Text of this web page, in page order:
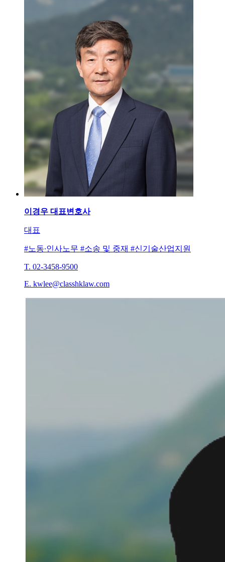
이경우 대표변호사
대표
#노동∙인사노무 #소송 및 중재 #신기술산업지원
T. 02-3458-9500
E. kwlee@classhklaw.com